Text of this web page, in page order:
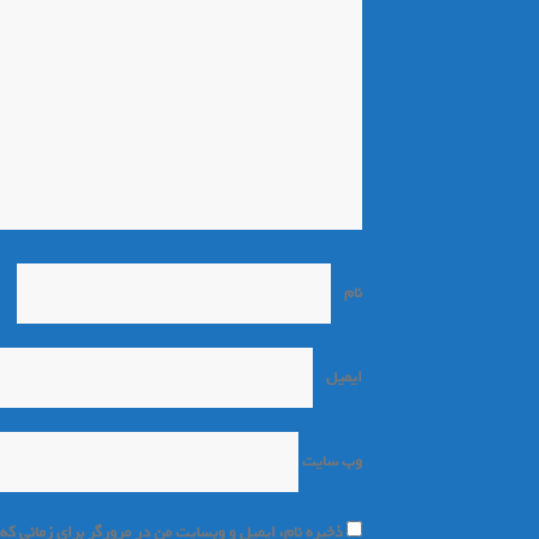
نام
ایمیل
وب‌ سایت
ذخیره نام، ایمیل و وبسایت من در مرورگر برای زمانی